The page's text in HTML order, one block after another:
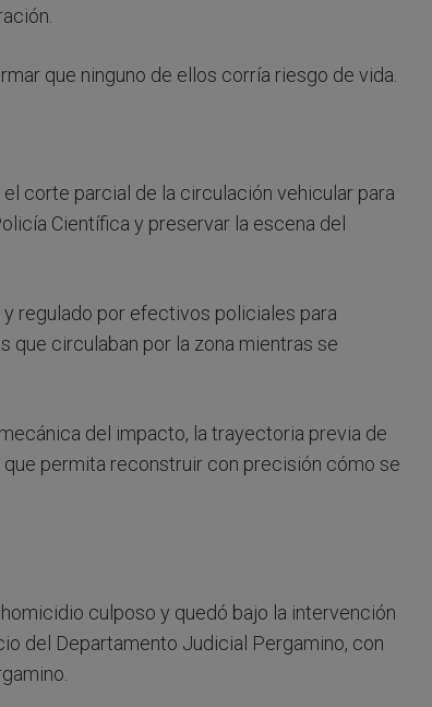
que ninguno de ellos corría riesgo de vida.
corte parcial de la circulación vehicular para
Científica y preservar la escena del
regulado por efectivos policiales para
que circulaban por la zona mientras se
del impacto, la trayectoria previa de
permita reconstruir con precisión cómo se
culposo y quedó bajo la intervención
del Departamento Judicial Pergamino, con